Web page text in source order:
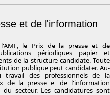
et de l'information
le Prix de la presse et de
périodiques papier et
de la structure candidate. Toute
publique peut candidater. Au-
des professionnels de la
de la presse et de l'information
secteur. Les candidatures sont